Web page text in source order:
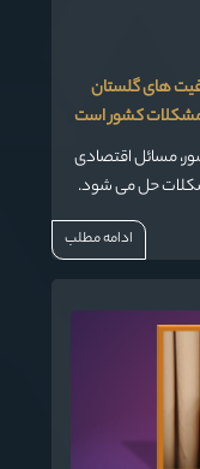
های گلستان
کشور است
مسائل اقتصادی
حل می شود.
ادامه مطلب